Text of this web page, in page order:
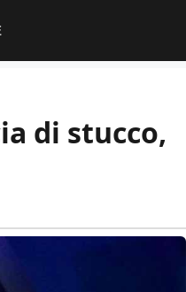
di stucco,